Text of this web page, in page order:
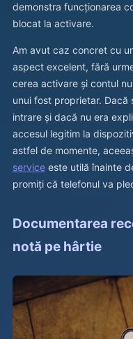
demonstra funcționarea
blocat la activare.
Am avut caz concret cu
aspect excelent, fără
cerea activare și contul
unui fost proprietar. Dacă
intrare și dacă nu era
accesul legitim la
astfel de momente,
serviceeste utilă înainte
promiți că telefonul va
Documentarea
notă pe hârtie